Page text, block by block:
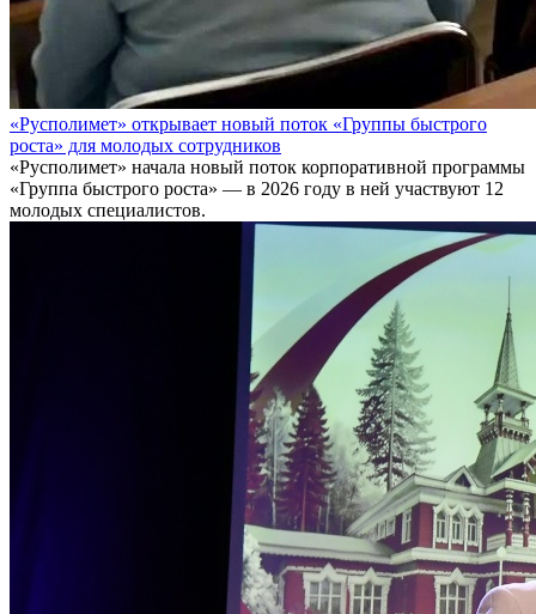
«Русполимет» открывает новый поток «Группы быстрого
роста» для молодых сотрудников
«Русполимет» начала новый поток корпоративной программы
«Группа быстрого роста» — в 2026 году в ней участвуют 12
молодых специалистов.